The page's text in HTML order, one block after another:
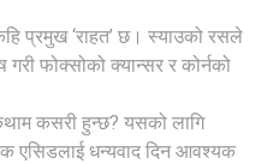
प्रमुख ‘राहत’ छ। स्याउको रसले
फोक्सोको क्यान्सर र कोर्नको
कसरी हुन्छ? यसको लागि
एसिडलाई धन्यवाद दिन आवश्यक